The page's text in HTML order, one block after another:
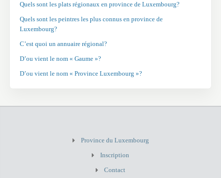
Quels sont les plats régionaux en province de Luxembourg?
Quels sont les peintres les plus connus en province de
Luxembourg?
C’est quoi un annuaire régional?
D’ou vient le nom « Gaume »?
D’ou vient le nom « Province Luxembourg »?
Province du Luxembourg
Inscription
Contact